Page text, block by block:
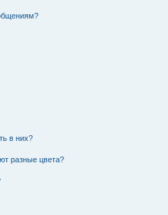
в них?
разные цвета?